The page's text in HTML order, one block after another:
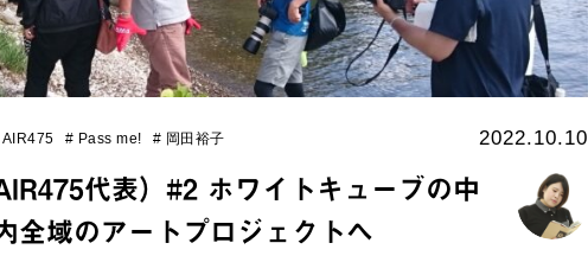
AIR475 # Pass me! # 岡田裕子 2022.10.10
代表）#2 ホワイトキューブの中
全域のアートプロジェクトへ